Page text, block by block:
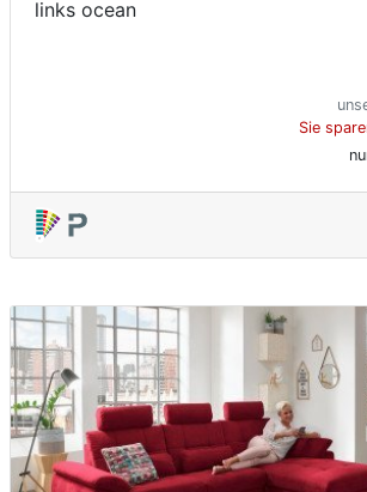
links ocean
Sie